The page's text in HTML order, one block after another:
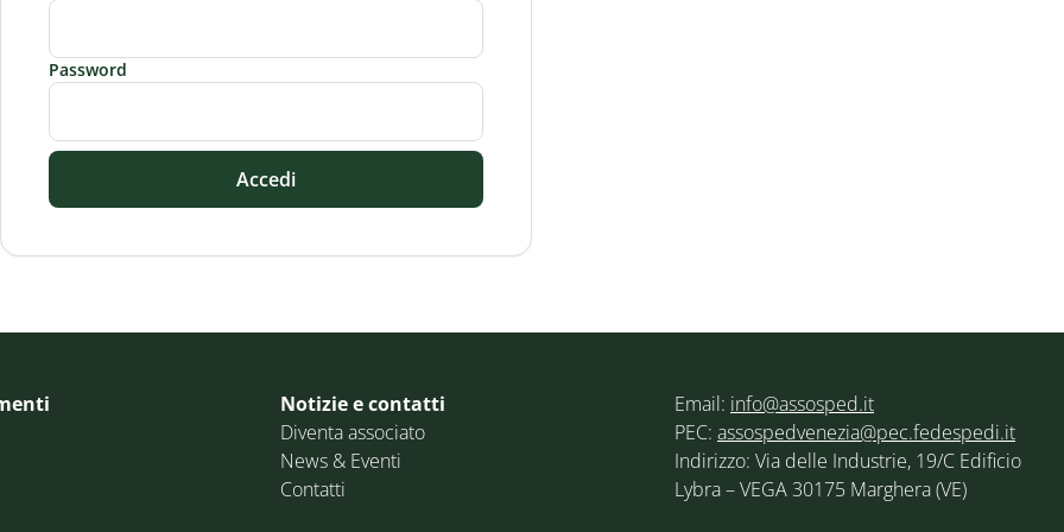
Password
Accedi
Notizie e contatti
Diventa associato
News & Eventi
Contatti
Email: info@assosped.it
PEC: assospedvenezia@pec.fedespedi.it
Indirizzo: Via delle Industrie, 19/C Edificio
Lybra – VEGA 30175 Marghera (VE)